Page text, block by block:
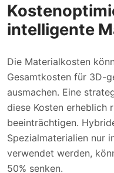
intelligente
Die Materialkosten
Gesamtkosten für 3D-
ausmachen. Eine
diese Kosten erheblich
beeinträchtigen.
Spezialmaterialien nur
verwendet werden,
50% senken.